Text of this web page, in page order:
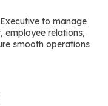
to manage
employee relations,
smooth operations